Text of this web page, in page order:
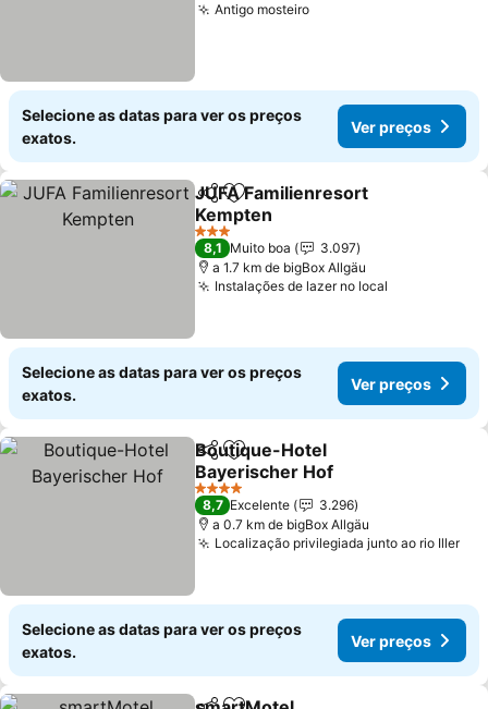
Antigo mosteiro
Selecione as datas para ver os preços
exatos.
Ver preços
PartilharAdicionar aos favoritos
JUFA Familienresort
Kempten
3 Estrelas
8,1 Muito boa
3.097
a 1.7 km de bigBox Allgäu
Instalações de lazer no local
Selecione as datas para ver os preços
exatos.
Ver preços
PartilharAdicionar aos favoritos
Boutique-Hotel
Bayerischer Hof
4 Estrelas
8,7 Excelente
3.296
a 0.7 km de bigBox Allgäu
Localização privilegiada junto ao rio Iller
Selecione as datas para ver os preços
exatos.
Ver preços